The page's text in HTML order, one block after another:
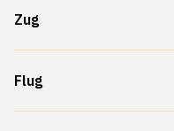
Zug
Flug